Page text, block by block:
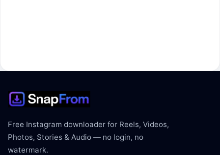
Free Instagram downloader for Reels, Videos,
Photos, Stories & Audio — no login, no
watermark.